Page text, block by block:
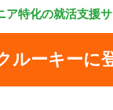
ア特化の就活支援
ルーキーに